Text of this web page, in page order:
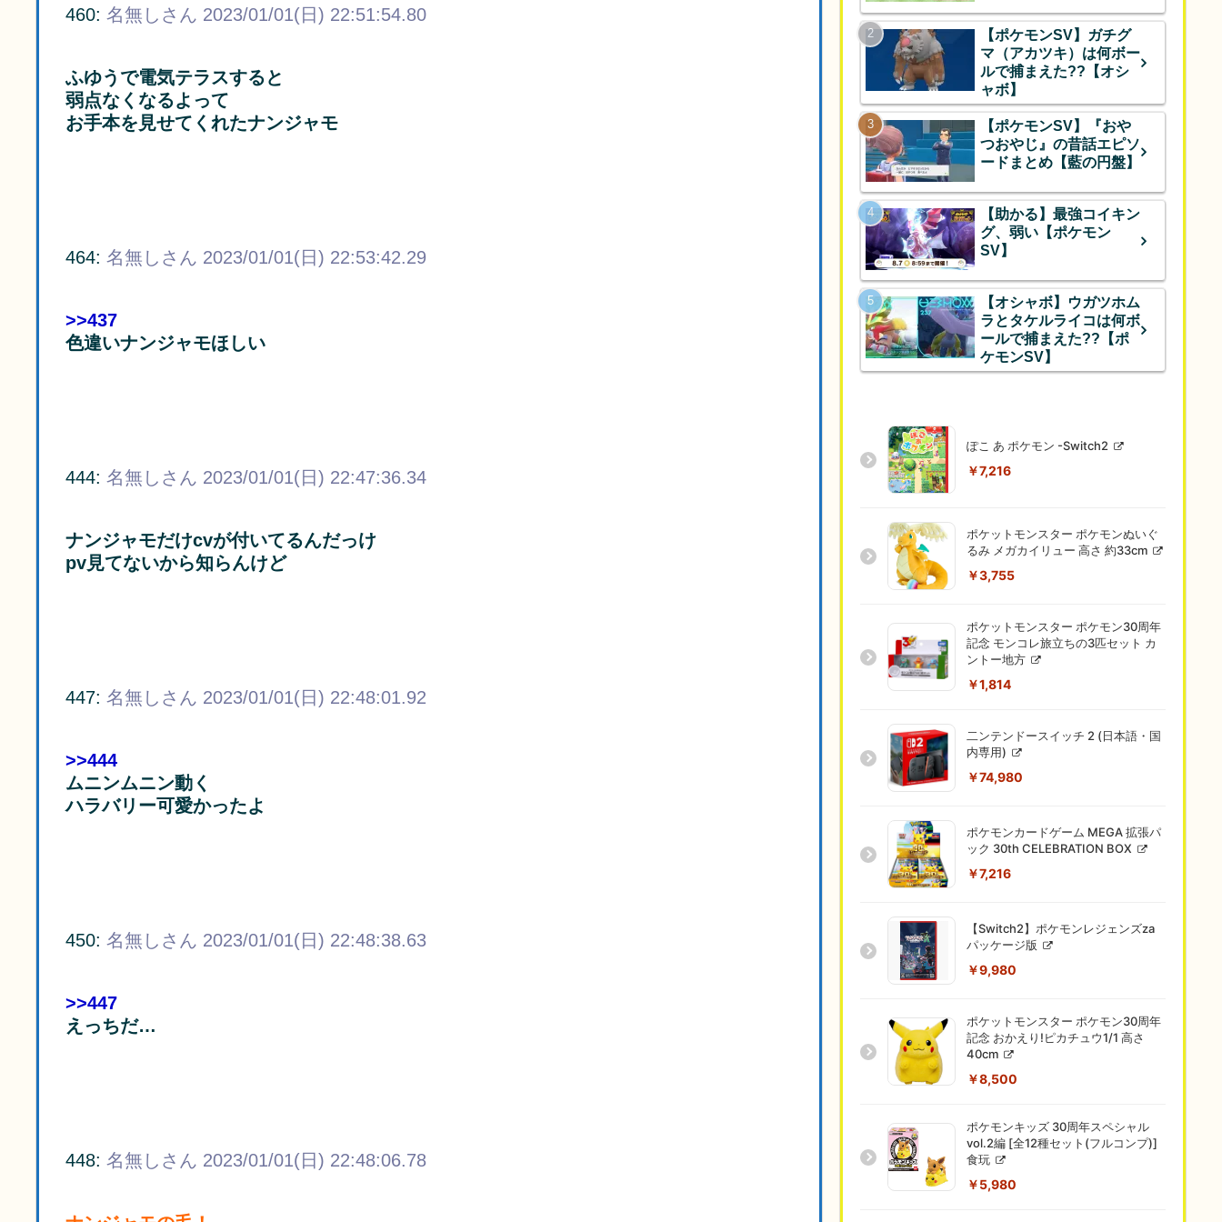
460: 名無しさん 2023/01/01(日) 22:51:54.80
ふゆうで電気テラスすると
弱点なくなるよって
お手本を見せてくれたナンジャモ
464: 名無しさん 2023/01/01(日) 22:53:42.29
>>437
色違いナンジャモほしい
444: 名無しさん 2023/01/01(日) 22:47:36.34
ナンジャモだけcvが付いてるんだっけ
pv見てないから知らんけど
447: 名無しさん 2023/01/01(日) 22:48:01.92
>>444
ムニンムニン動く
ハラバリー可愛かったよ
450: 名無しさん 2023/01/01(日) 22:48:38.63
>>447
えっちだ…
448: 名無しさん 2023/01/01(日) 22:48:06.78
【ポケモンSV】ガチグ
マ（アカツキ）は何ボー
ルで捕まえた??【オシ
ャボ】
【ポケモンSV】『おや
つおやじ』の昔話エピソ
ードまとめ【藍の円盤】
【助かる】最強コイキン
グ、弱い【ポケモン
SV】
【オシャボ】ウガツホム
ラとタケルライコは何ボ
ールで捕まえた??【ポ
ケモンSV】
ぽこ あ ポケモン -Switch2
￥7,216
るみ メガカイリュー 高さ 約33cm
￥3,755